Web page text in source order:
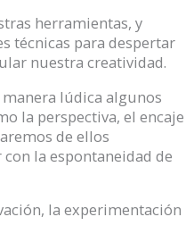
herramientas, y
técnicas para despertar
nuestra creatividad.
lúdica algunos
la perspectiva, el encaje
de ellos
la espontaneidad de
la experimentación